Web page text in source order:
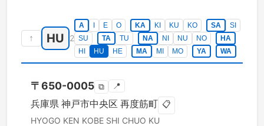
↑ HU 2
A E O KA KI KU KO SA
SI
SU
TA TU NA NI NU NO
HA
HI
HU HE MA MI MO YA WA
〒650-0005 ⧉ 📍
兵庫県 神戸市中央区 再度筋町 📋
HYOGO KEN KOBE SHI CHUO KU